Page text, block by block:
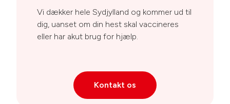
Vi dækker hele Sydjylland og kommer ud til
dig, uanset om din hest skal vaccineres
eller har akut brug for hjælp.
Kontakt os